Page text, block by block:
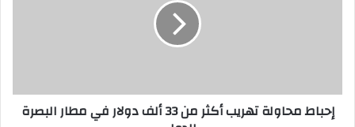
في
مطار
إحباط محاولة تهريب أكثر من 33 ألف دولار في مطار البصرة